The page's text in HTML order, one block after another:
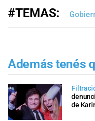
#TEMAS:
Además tenés
de